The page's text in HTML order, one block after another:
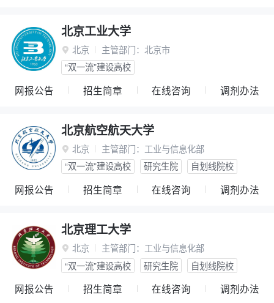
北京工业大学
 北京 主管部门： 北京市
“双一流”建设高校
网报公告 招生简章 在线咨询 调剂办法
北京航空航天大学
 北京 主管部门： 工业与信息化部
“双一流”建设高校
研究生院 自划线院校
网报公告 招生简章 在线咨询 调剂办法
北京理工大学
 北京 主管部门： 工业与信息化部
“双一流”建设高校
研究生院 自划线院校
网报公告 招生简章 在线咨询 调剂办法